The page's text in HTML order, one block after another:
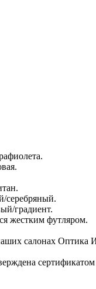
серебряный.
градиент.
жестким футляром.
салонах Оптика
сертификатом